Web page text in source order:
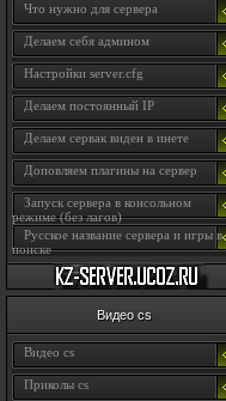
Что нужно для сервера
Делаем себя админом
Настройки server.cfg
Делаем постоянный IP
Делаем сервак виден в инете
Доповляем плагины на сервер
Запуск сервера в консольном
режиме (без лагов)
Русское название сервера и игры в
поиске
Видео cs
Видео cs
Приколы cs